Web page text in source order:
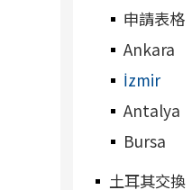
申請表格
Ankara
İzmir
Antalya
Bursa
土耳其交換